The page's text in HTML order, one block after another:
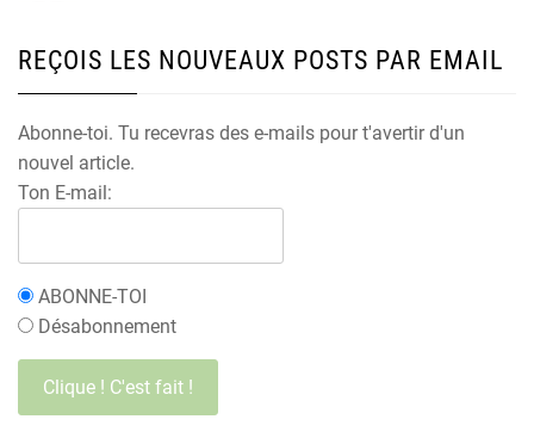
REÇOIS LES NOUVEAUX POSTS PAR EMAIL
Abonne-toi. Tu recevras des e-mails pour t'avertir d'un
nouvel article.
Ton E-mail:
ABONNE-TOI
Désabonnement